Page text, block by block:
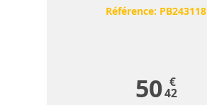
Référence: PB243118
50 €
42